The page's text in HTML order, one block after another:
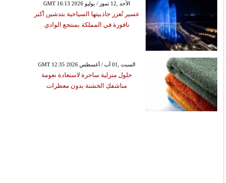
GMT 16:13 2026 الأحد ,12 تموز / يوليو
عسير تُعزز جاذبيتها السياحية بتدشين أكبر
نافورة في المملكة بمنتجع الوادي
GMT 12:35 2026 السبت ,01 آب / أغسطس
حلول منزلية ساحرة لاستعادة نعومة
مناشفكِ الخشنة بدون معطرات